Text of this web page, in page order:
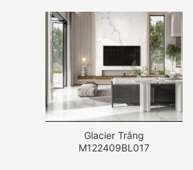
Glacier Trắng
M122409BL017